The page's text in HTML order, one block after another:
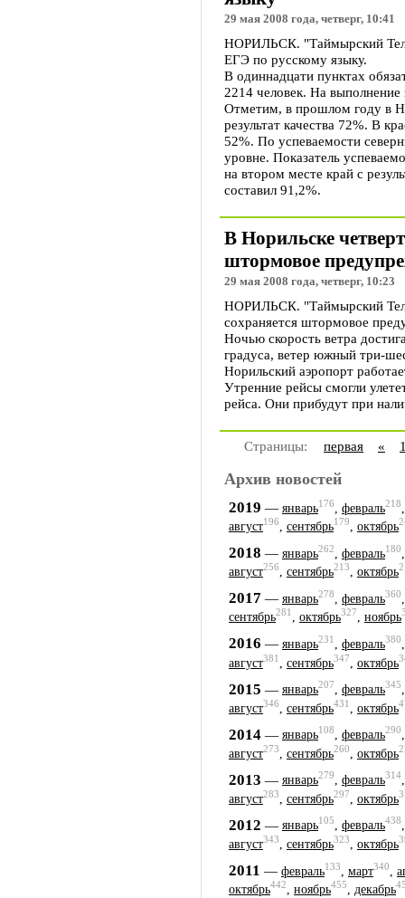
29 мая 2008 года, четверг, 10:41
НОРИЛЬСК. "Таймырский
ЕГЭ по русскому языку.
В одиннадцати пунктах
2214 человек. На
Отметим, в прошлом году в
результат качества 72%. В
52%. По успеваемости
уровне. Показатель
на втором месте край с
составил 91,2%.
В Норильске
штормовое
29 мая 2008 года, четверг, 10:23
НОРИЛЬСК. "Таймырский
сохраняется штормовое
Ночью скорость ветра
градуса, ветер южный три-
Норильский аэропорт
Утренние рейсы смогли
рейса. Они прибудут при
Страницы: первая «
Архив новостей
2019 — январь176 февраль218
август196, сентябрь179, октябрь
2018 — январь262 февраль180
август256, сентябрь213, октябрь
2017 — январь278 февраль360
сентябрь281, октябрь327, ноябрь
2016 — январь231 февраль380
август381 сентябрь347 октябрь
2015 — январь207, февраль345
август346 сентябрь431 октябрь
2014 — январь108, февраль290
август273 сентябрь260 октябрь
2013 — январь279, февраль314
август283 сентябрь297 октябрь
2012 — январь105, февраль438
август343, сентябрь323, октябрь
2011 — февраль133 март340
октябрь442, ноябрь455, декабрь